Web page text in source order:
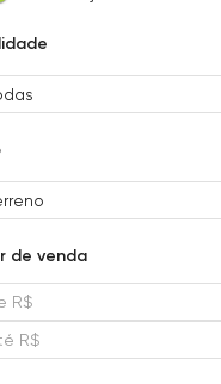
de venda